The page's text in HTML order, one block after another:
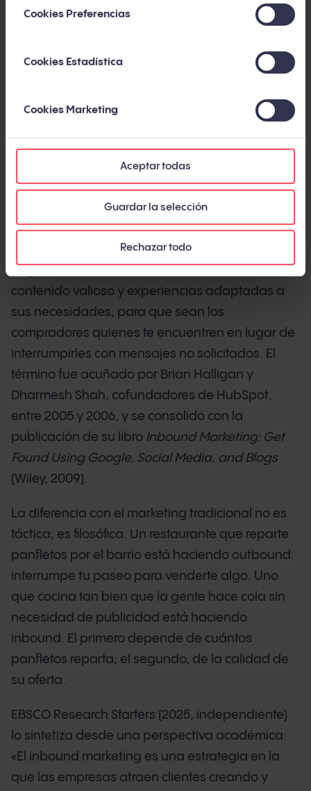
Cookies Preferencias
Cookies Estadística
Cookies Marketing
Aceptar todas
Guardar la selección
Rechazar todo
las reglas de hace dos generaciones.
actualizada: qué es el inbound marketing hoy,
metodología, métricas y herramientas necesitas,
independientes y de nuestra experiencia en más
de 450 proyectos a lo largo de 14 años.
Qué es el inbound marketing
El inbound marketing es una metodología de
contenido valioso y experiencias adaptadas a
sus necesidades, para que sean los
compradores quienes te encuentren en lugar de
interrumpirles con mensajes no solicitados. El
término fue acuñado por Brian Halligan y
Dharmesh Shah, cofundadores de HubSpot,
entre 2005 y 2006, y se consolidó con la
publicación de su libro Inbound Marketing: Get
Found Using Google, Social Media, and Blogs
(Wiley, 2009).
La diferencia con el marketing tradicional no es
táctica, es filosófica. Un restaurante que reparte
panfletos por el barrio está haciendo outbound:
interrumpe tu paseo para venderte algo. Uno
que cocina tan bien que la gente hace cola sin
necesidad de publicidad está haciendo
inbound. El primero depende de cuántos
panfletos reparta; el segundo, de la calidad de
su oferta.
EBSCO Research Starters (2025, independiente)
lo sintetiza desde una perspectiva académica:
«El inbound marketing es una estrategia en la
que las empresas atraen clientes creando y